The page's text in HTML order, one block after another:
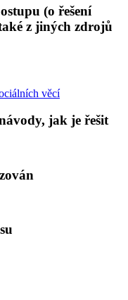
(o řešení
z jiných zdrojů
věcí
jak je řešit